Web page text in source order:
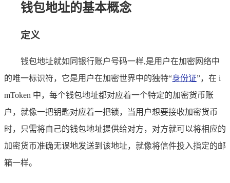
钱包地址的基本概念
定义
钱包地址就如同银行账户号码一样,是用户在加密网络中
的唯一标识符，它是用户在加密世界中的独特“身份证”，在 i
mToken 中，每个钱包地址都对应着一个特定的加密货币账
户，就像一把钥匙对应着一把锁，当用户想要接收加密货币
时，只需将自己的钱包地址提供给对方，对方就可以将相应的
加密货币准确无误地发送到该地址，就像将信件投入指定的邮
箱一样。